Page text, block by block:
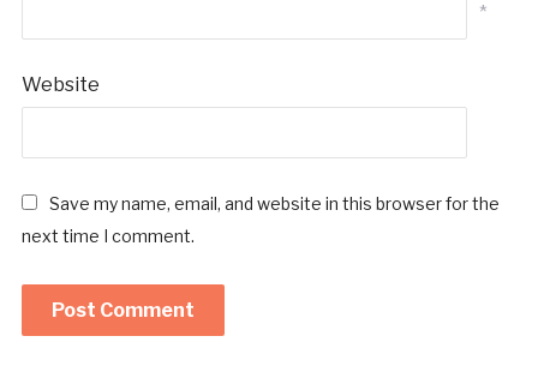
*
Website
Save my name, email, and website in this browser for the
next time I comment.